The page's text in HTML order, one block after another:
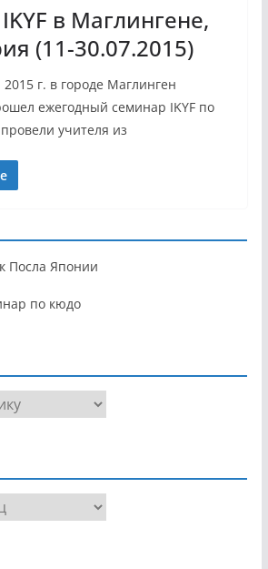
в Маглингене,
(11-30.07.2015)
г. в городе Маглинген
ежегодный семинар IKYF по
учителя из
Посла Японии
по кюдо